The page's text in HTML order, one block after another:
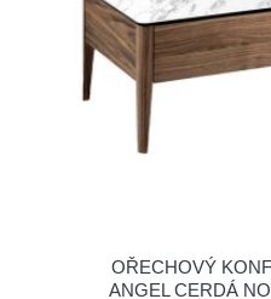
OŘECHOVÝ
ANGEL CERDÁ